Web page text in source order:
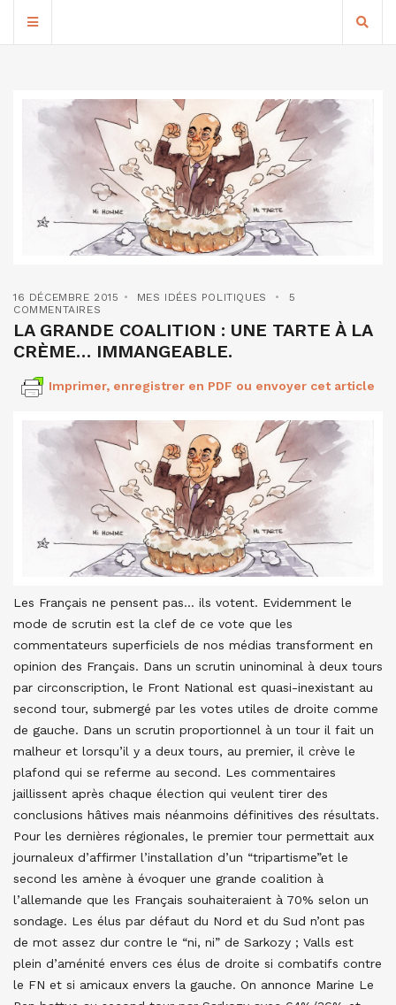
16 DÉCEMBRE 2015 MES IDÉES POLITIQUES
5
COMMENTAIRES
LA GRANDE COALITION : UNE TARTE À LA
CRÈME… IMMANGEABLE.
Imprimer, enregistrer en PDF ou envoyer cet article
Les Français ne pensent pas… ils votent. Evidemment le
mode de scrutin est la clef de ce vote que les
commentateurs superficiels de nos médias transforment en
opinion des Français. Dans un scrutin uninominal à deux tours
par circonscription, le Front National est quasi-inexistant au
second tour, submergé par les votes utiles de droite comme
de gauche. Dans un scrutin proportionnel à un tour il fait un
malheur et lorsqu’il y a deux tours, au premier, il crève le
plafond qui se referme au second. Les commentaires
jaillissent après chaque élection qui veulent tirer des
conclusions hâtives mais néanmoins définitives des résultats.
Pour les dernières régionales, le premier tour permettait aux
journaleux d’affirmer l’installation d’un “tripartisme”et le
second les amène à évoquer une grande coalition à
l’allemande que les Français souhaiteraient à 70% selon un
sondage. Les élus par défaut du Nord et du Sud n’ont pas
de mot assez dur contre le “ni, ni” de Sarkozy ; Valls est
plein d’aménité envers ces élus de droite si combatifs contre
le FN et si amicaux envers la gauche. On annonce Marine Le